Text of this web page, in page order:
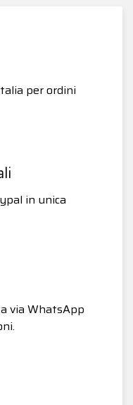
per ordini
in unica
via WhatsApp